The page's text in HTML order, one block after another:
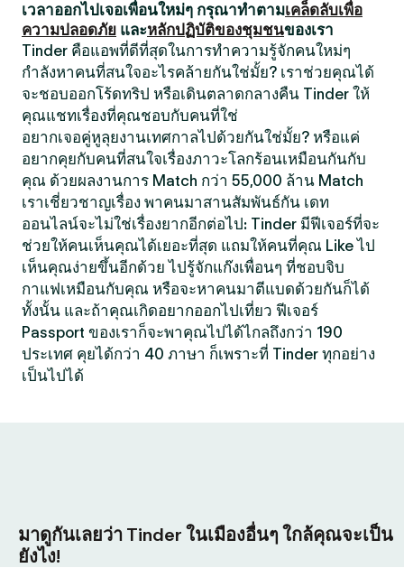
เวลาออกไปเจอเพื่อนใหม่ๆ กรุณาทำตามเคล็ดลับเพื่อ
ความปลอดภัย และหลักปฏิบัติของชุมชนของเรา
Tinder คือแอพที่ดีที่สุดในการทำความรู้จักคนใหม่ๆ
กำลังหาคนที่สนใจอะไรคล้ายกันใช่มั้ย? เราช่วยคุณได้
จะชอบออกโร้ดทริป หรือเดินตลาดกลางคืน Tinder ให้
คุณแชทเรื่องที่คุณชอบกับคนที่ใช่
อยากเจอคู่หูลุยงานเทศกาลไปด้วยกันใช่มั้ย? หรือแค่
อยากคุยกับคนที่สนใจเรื่องภาวะโลกร้อนเหมือนกันกับ
คุณ ด้วยผลงานการ Match กว่า 55,000 ล้าน Match
เราเชี่ยวชาญเรื่อง พาคนมาสานสัมพันธ์กัน เดท
ออนไลน์จะไม่ใช่เรื่องยากอีกต่อไป: Tinder มีฟีเจอร์ที่จะ
ช่วยให้คนเห็นคุณได้เยอะที่สุด แถมให้คนที่คุณ Like ไป
เห็นคุณง่ายขึ้นอีกด้วย ไปรู้จักแก๊งเพื่อนๆ ที่ชอบจิบ
กาแฟเหมือนกับคุณ หรือจะหาคนมาตีแบดด้วยกันก็ได้
ทั้งนั้น และถ้าคุณเกิดอยากออกไปเที่ยว ฟีเจอร์
Passport ของเราก็จะพาคุณไปได้ไกลถึงกว่า 190
ประเทศ คุยได้กว่า 40 ภาษา ก็เพราะที่ Tinder ทุกอย่าง
เป็นไปได้
มาดูกันเลยว่า Tinder ในเมืองอื่นๆ ใกล้คุณจะเป็น
ยังไง!